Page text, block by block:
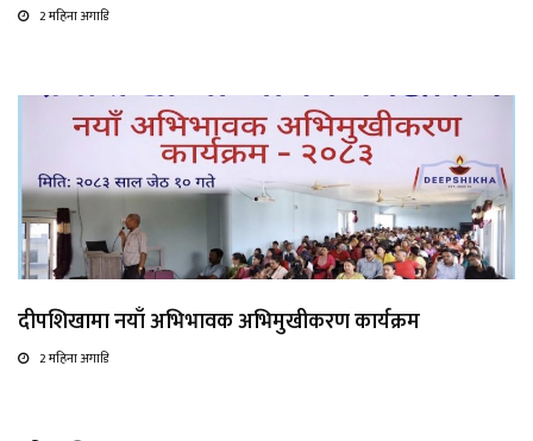
2 महिना अगाडि
दीपशिखामा नयाँ अभिभावक अभिमुखीकरण कार्यक्रम
2 महिना अगाडि